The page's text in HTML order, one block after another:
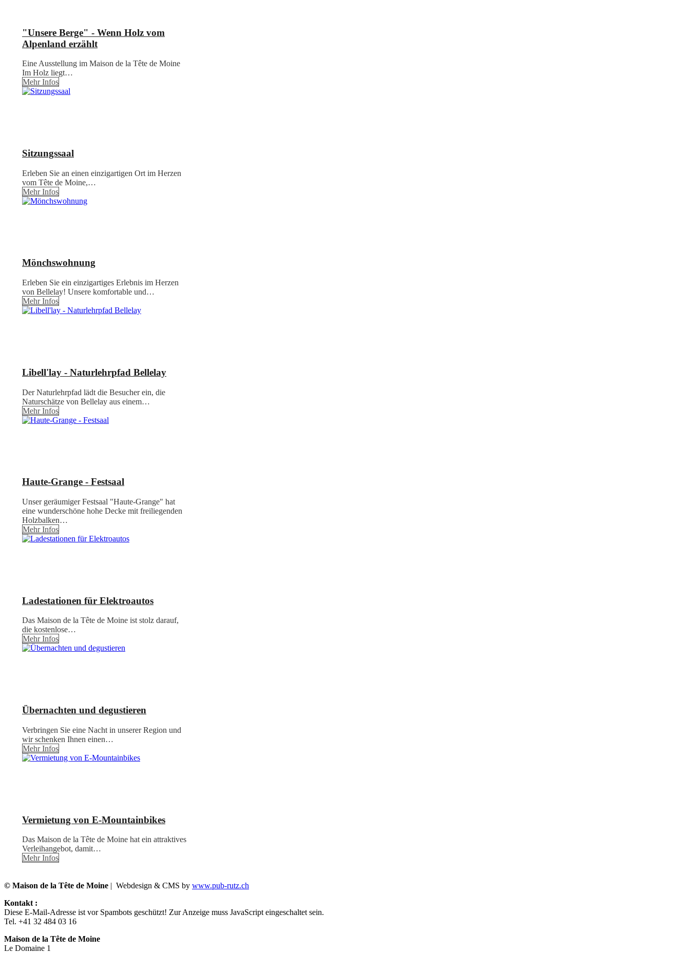
"Unsere Berge" - Wenn Holz vom
Alpenland erzählt
Eine Ausstellung im Maison de la Tête de Moine
Im Holz liegt…
Mehr Infos
Sitzungssaal
Erleben Sie an einen einzigartigen Ort im Herzen
vom Tête de Moine,…
Mehr Infos
Mönchswohnung
Erleben Sie ein einzigartiges Erlebnis im Herzen
von Bellelay! Unsere komfortable und…
Mehr Infos
Libell'lay - Naturlehrpfad Bellelay
Der Naturlehrpfad lädt die Besucher ein, die
Naturschätze von Bellelay aus einem…
Mehr Infos
Haute-Grange - Festsaal
Unser geräumiger Festsaal "Haute-Grange" hat
eine wunderschöne hohe Decke mit freiliegenden
Holzbalken…
Mehr Infos
Ladestationen für Elektroautos
Das Maison de la Tête de Moine ist stolz darauf,
die kostenlose…
Mehr Infos
Übernachten und degustieren
Verbringen Sie eine Nacht in unserer Region und
wir schenken Ihnen einen…
Mehr Infos
Vermietung von E-Mountainbikes
Das Maison de la Tête de Moine hat ein attraktives
Verleihangebot, damit…
Mehr Infos
© Maison de la Tête de Moine | Webdesign & CMS by www.pub-rutz.ch
Kontakt :
Diese E-Mail-Adresse ist vor Spambots geschützt! Zur Anzeige muss JavaScript eingeschaltet sein.
Tel. +41 32 484 03 16
Maison de la Tête de Moine
Le Domaine 1